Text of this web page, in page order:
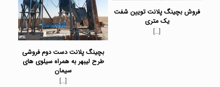
فروش بچینگ پلانت تویین شفت
یک متری
[…]
بچینگ پلانت دست دوم فروشی
طرح لیبهر به همراه سیلوی های
سیمان
[…]